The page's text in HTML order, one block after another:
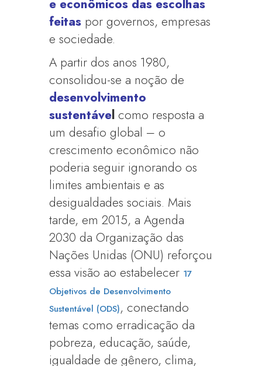
e econômicos das escolhas
feitas por governos, empresas
e sociedade.
A partir dos anos 1980,
consolidou-se a noção de
desenvolvimento
sustentável como resposta a
um desafio global – o
crescimento econômico não
poderia seguir ignorando os
limites ambientais e as
desigualdades sociais. Mais
tarde, em 2015, a Agenda
2030 da Organização das
Nações Unidas (ONU) reforçou
essa visão ao estabelecer 17
Objetivos de Desenvolvimento
Sustentável (ODS), conectando
temas como erradicação da
pobreza, educação, saúde,
igualdade de gênero, clima,